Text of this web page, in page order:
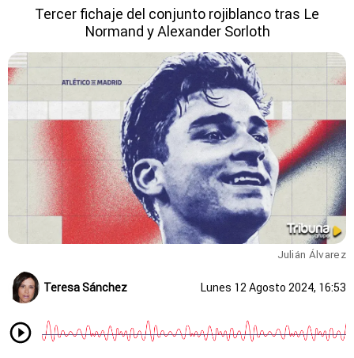
Tercer fichaje del conjunto rojiblanco tras Le
Normand y Alexander Sorloth
Julián Álvarez
Teresa Sánchez Lunes 12 Agosto 2024, 16:53